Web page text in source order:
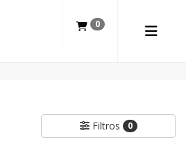
0
Filtros 0